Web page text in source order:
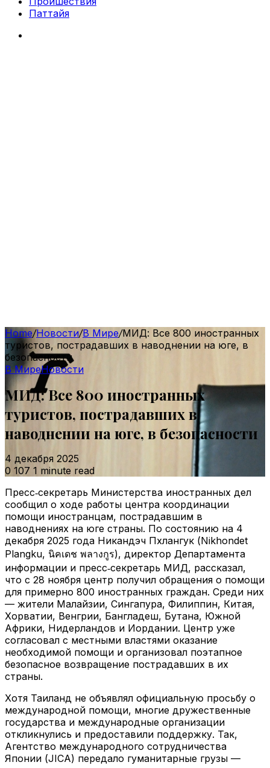
Паттайя
Home/Новости/В Мире/МИД: Все 800 иностранных
туристов, пострадавших в наводнении на юге, в
безопасности
В МиреНовости
МИД: Все 800 иностранных
туристов, пострадавших в
наводнении на юге, в безопасности
4 декабря 2025
0 107 1 minute read
Пресс‑секретарь Министерства иностранных дел
сообщил о ходе работы центра координации
помощи иностранцам, пострадавшим в
наводнениях на юге страны. По состоянию на 4
декабря 2025 года Никандэч Пхлангук (Nikhondet
Plangku, นิคเดช พลางกูร), директор Департамента
информации и пресс‑секретарь МИД, рассказал,
что с 28 ноября центр получил обращения о помощи
для примерно 800 иностранных граждан. Среди них
— жители Малайзии, Сингапура, Филиппин, Китая,
Хорватии, Венгрии, Бангладеш, Бутана, Южной
Африки, Нидерландов и Иордании. Центр уже
согласовал с местными властями оказание
необходимой помощи и организовал поэтапное
безопасное возвращение пострадавших в их
страны.
Хотя Таиланд не объявлял официальную просьбу о
международной помощи, многие дружественные
государства и международные организации
откликнулись и предоставили поддержку. Так,
Агентство международного сотрудничества
Японии (JICA) передало гуманитарные грузы —